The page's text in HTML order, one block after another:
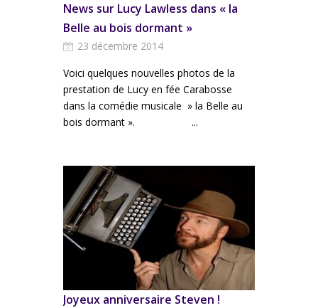
News sur Lucy Lawless dans « la
Belle au bois dormant »
23 décembre 2014
Voici quelques nouvelles photos de la
prestation de Lucy en fée Carabosse
dans la comédie musicale » la Belle au
bois dormant ». ...
Joyeux anniversaire Steven !